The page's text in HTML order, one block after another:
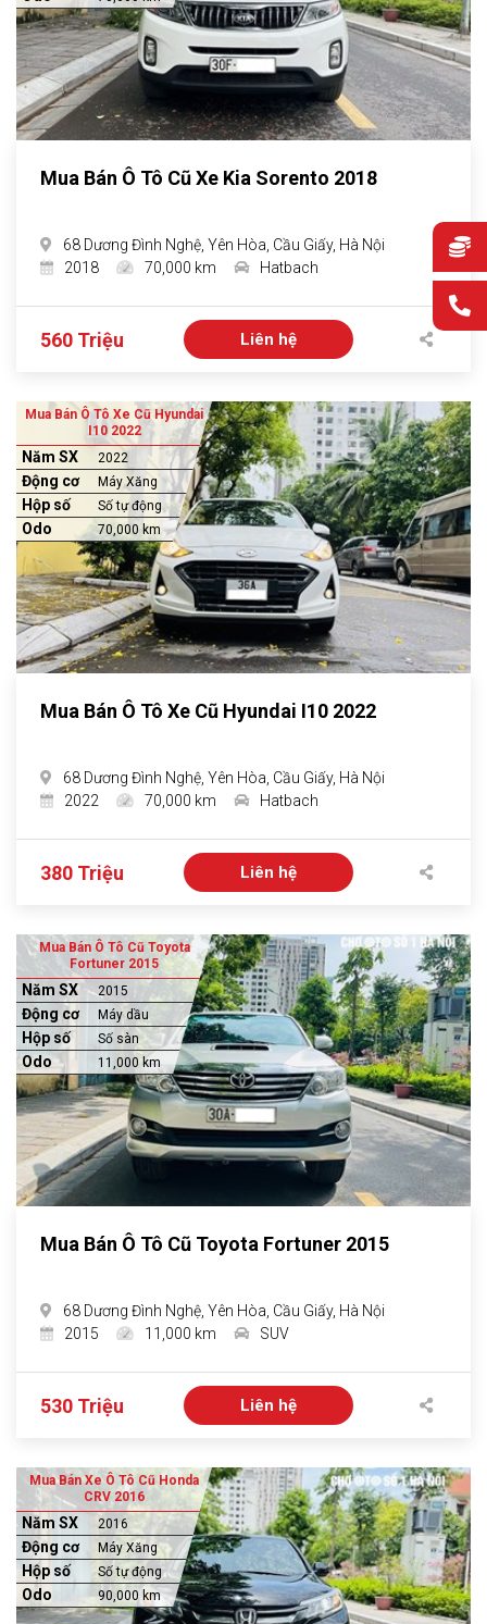
Mua Bán Ô Tô Cũ Xe Kia Sorento 2018
68 Dương Đình Nghệ, Yên Hòa, Cầu Giấy, Hà Nội
2018
70,000 km Hatbach
560 Triệu Liên hệ
Mua Bán Ô Tô Xe Cũ Hyundai
I10 2022
Năm SX 2022
Động cơ Máy Xăng
Hộp số Số tự động
Odo 70,000 km
Mua Bán Ô Tô Xe Cũ Hyundai I10 2022
68 Dương Đình Nghệ, Yên Hòa, Cầu Giấy, Hà Nội
2022
70,000 km Hatbach
380 Triệu Liên hệ
Mua Bán Ô Tô Cũ Toyota
Fortuner 2015
Năm SX 2015
Động cơ Máy dầu
Hộp số Số sàn
Odo 11,000 km
Mua Bán Ô Tô Cũ Toyota Fortuner 2015
68 Dương Đình Nghệ, Yên Hòa, Cầu Giấy, Hà Nội
2015
11,000 km SUV
530 Triệu Liên hệ
Mua Bán Xe Ô Tô Cũ Honda
CRV 2016
Năm SX 2016
Động cơ Máy Xăng
Hộp số Số tự động
Odo 90,000 km